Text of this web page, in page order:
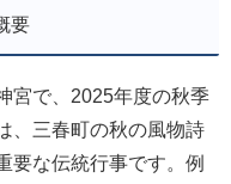
要
宮で、2025年度の秋季
、三春町の秋の風物詩
要な伝統行事です。例